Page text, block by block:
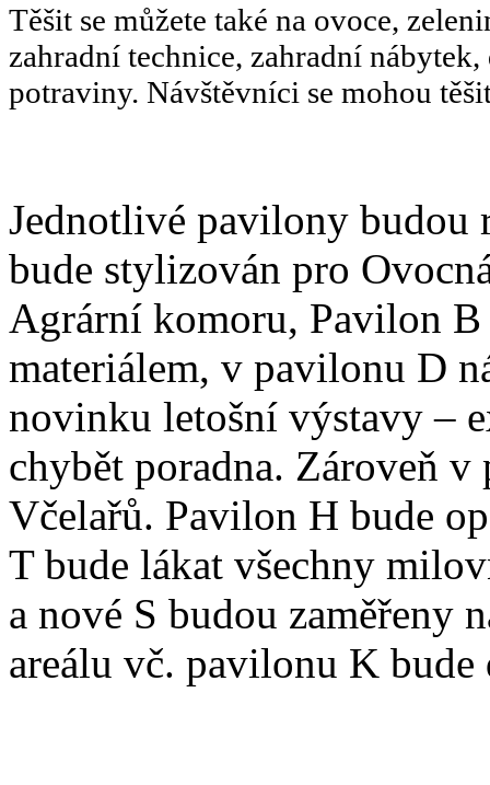
Těšit se můžete také na ovoce,
zahradní technice, zahradní
potraviny. Návštěvníci se mohou
Jednotlivé pavilony budou
bude stylizován pro
Agrární komoru, Pavilon
materiálem, v pavilonu D
novinku letošní výstavy –
chybět poradna. Zároveň v
Včelařů. Pavilon H bude
T bude lákat všechny
a nové S budou zaměřeny
areálu vč. pavilonu K